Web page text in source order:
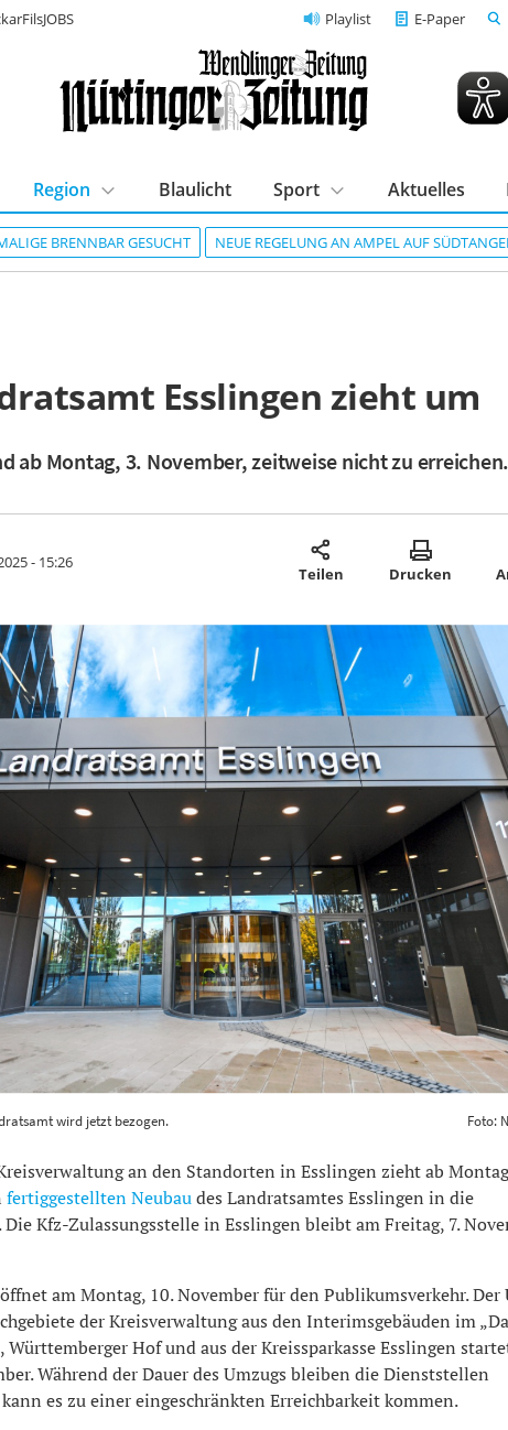
Playlist E-Paper
BRENNBAR GESUCHT NEUE REGELUNG AN AMPEL AUF
Region Blaulicht Sport Aktuelles
Esslingen zieht um
ab Montag, 3. November, zeitweise nicht zu erreichen.
- 15:26
Teilen Drucken
wird jetzt bezogen. Foto:
an den Standorten in Esslingen zieht ab
fertiggestellten Neubaudes Landratsamtes Esslingen in die
Kfz-Zulassungsstelle in Esslingen bleibt am Freitag, 7.
am Montag, 10. November für den Publikumsverkehr. Der
der Kreisverwaltung aus den Interimsgebäuden im
Württemberger Hof und aus der Kreissparkasse Esslingen
Während der Dauer des Umzugs bleiben die Dienststellen
es zu einer eingeschränkten Erreichbarkeit kommen.